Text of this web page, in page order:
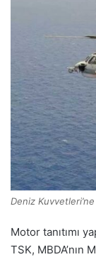
Deniz
Motor tanıtımı
TSK, MBDA’nın